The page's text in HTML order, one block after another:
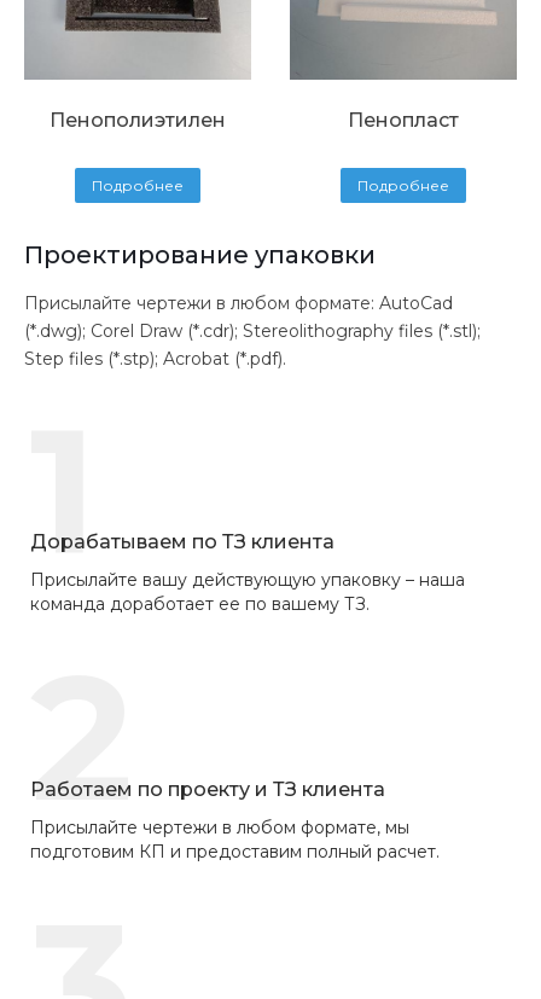
Пенополиэтилен
Подробнее
Пенопласт
Подробнее
Проектирование упаковки
Присылайте чертежи в любом формате: AutoCad
(*.dwg); Corel Draw (*.cdr); Stereolithography files (*.stl);
Step files (*.stp); Acrobat (*.pdf).
1
Дорабатываем по ТЗ клиента
Присылайте вашу действующую упаковку – наша
команда доработает ее по вашему ТЗ.
2
Работаем по проекту и ТЗ клиента
Присылайте чертежи в любом формате, мы
подготовим КП и предоставим полный расчет.